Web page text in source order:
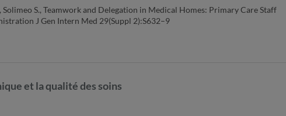
Solimeo S., Teamwork and Delegation in Medical Homes: Primary Care Staff
J Gen Intern Med 29(Suppl 2):S632–9
et la qualité des soins